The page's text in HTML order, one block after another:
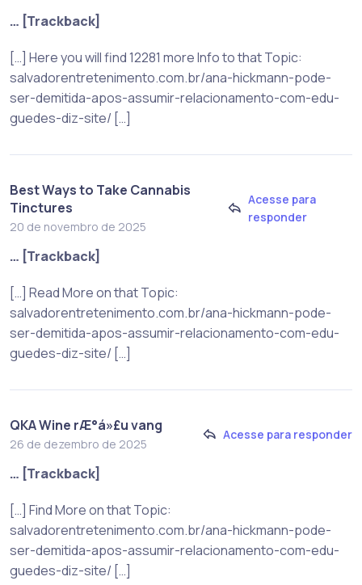
… [Trackback]
[…] Here you will find 12281 more Info to that Topic:
salvadorentretenimento.com.br/ana-hickmann-pode-
ser-demitida-apos-assumir-relacionamento-com-edu-
guedes-diz-site/ […]
Best Ways to Take Cannabis
Tinctures
20 de novembro de 2025
Acesse para
responder
… [Trackback]
[…] Read More on that Topic:
salvadorentretenimento.com.br/ana-hickmann-pode-
ser-demitida-apos-assumir-relacionamento-com-edu-
guedes-diz-site/ […]
QKA Wine rÆ°á»£u vang
26 de dezembro de 2025
Acesse para responder
… [Trackback]
[…] Find More on that Topic:
salvadorentretenimento.com.br/ana-hickmann-pode-
ser-demitida-apos-assumir-relacionamento-com-edu-
guedes-diz-site/ […]